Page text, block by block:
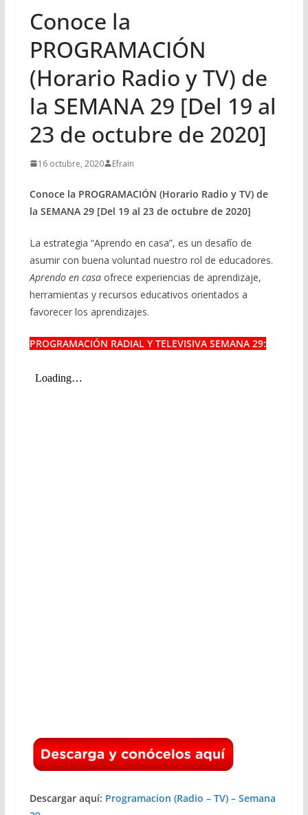
Conoce la
PROGRAMACIÓN
(Horario Radio y TV) de
la SEMANA 29 [Del 19 al
23 de octubre de 2020]
16 octubre, 2020 Efrain
Conoce la PROGRAMACIÓN (Horario Radio y TV) de
la SEMANA 29 [Del 19 al 23 de octubre de 2020]
La estrategia “Aprendo en casa”, es un desafío de
asumir con buena voluntad nuestro rol de educadores.
Aprendo en casaofrece experiencias de aprendizaje,
herramientas y recursos educativos orientados a
favorecer los aprendizajes.
PROGRAMACIÓN RADIAL Y TELEVISIVA SEMANA 29:
Descargar aquí: Programacion (Radio – TV) – Semana